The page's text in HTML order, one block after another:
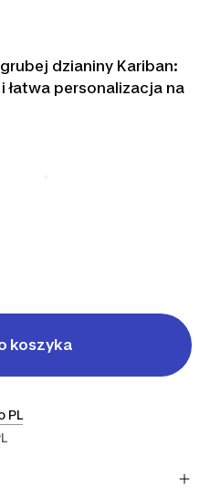
dzianiny Kariban:
personalizacja na
koszyka
PL